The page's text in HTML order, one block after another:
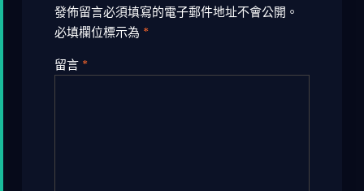
發佈留言必須填寫的電子郵件地址不會公開。
必填欄位標示為 *
留言 *